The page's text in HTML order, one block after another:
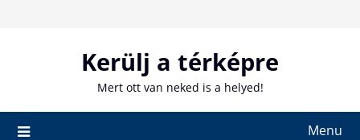
Kerülj a térképre
Mert ott van neked is a helyed!
Menu